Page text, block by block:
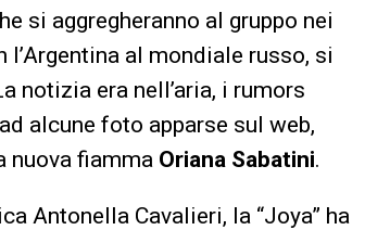
si aggregheranno al gruppo nei
l’Argentina al mondiale russo, si
notizia era nell’aria, i rumors
alcune foto apparse sul web,
nuova fiamma Oriana Sabatini.
Antonella Cavalieri, la “Joya” ha